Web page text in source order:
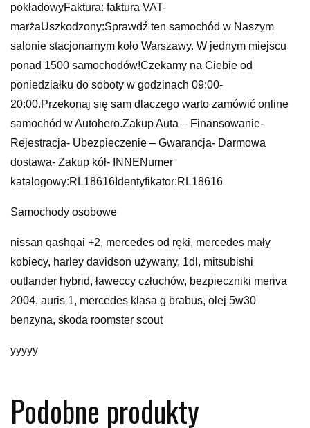
pokładowyFaktura: faktura VAT-
marżaUszkodzony:Sprawdź ten samochód w Naszym
salonie stacjonarnym koło Warszawy. W jednym miejscu
ponad 1500 samochodów!Czekamy na Ciebie od
poniedziałku do soboty w godzinach 09:00-
20:00.Przekonaj się sam dlaczego warto zamówić online
samochód w Autohero.Zakup Auta – Finansowanie-
Rejestracja- Ubezpieczenie – Gwarancja- Darmowa
dostawa- Zakup kół- INNENumer
katalogowy:RL18616Identyfikator:RL18616
Samochody osobowe
nissan qashqai +2, mercedes od ręki, mercedes mały
kobiecy, harley davidson używany, 1dl, mitsubishi
outlander hybrid, ławeccy człuchów, bezpieczniki meriva
2004, auris 1, mercedes klasa g brabus, olej 5w30
benzyna, skoda roomster scout
yyyyy
Podobne produkty